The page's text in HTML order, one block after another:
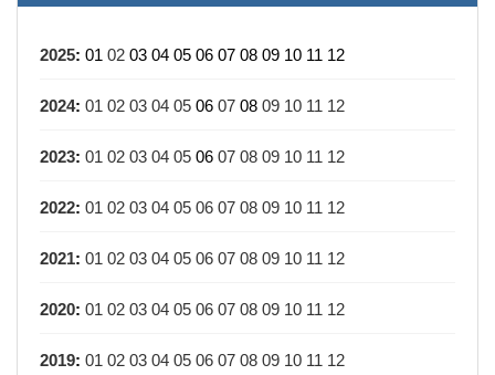
2025: 01 02 03 04 05 06 07 08 09 10 11 12
2024: 01 02 03 04 05 06 07 08 09 10 11 12
2023: 01 02 03 04 05 06 07 08 09 10 11 12
2022: 01 02 03 04 05 06 07 08 09 10 11 12
2021: 01 02 03 04 05 06 07 08 09 10 11 12
2020: 01 02 03 04 05 06 07 08 09 10 11 12
2019: 01 02 03 04 05 06 07 08 09 10 11 12